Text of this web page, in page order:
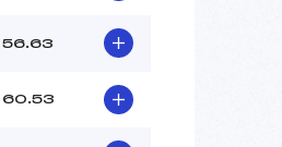
12h15
(SA)
56.63
60.53